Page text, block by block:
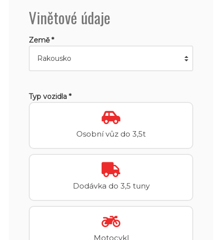
Vinětové údaje
Země *
Typ vozidla *
Osobní vůz do 3,5t
Dodávka do 3,5 tuny
Motocykl